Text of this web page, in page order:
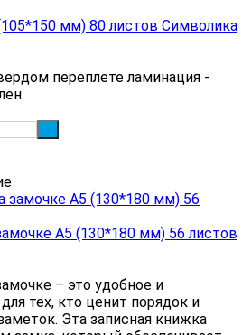
мм) 80 листов Символика
переплете ламинация -
А5 (130*180 мм) 56 листов
– это удобное и
тех, кто ценит порядок и
Эта записная книжка